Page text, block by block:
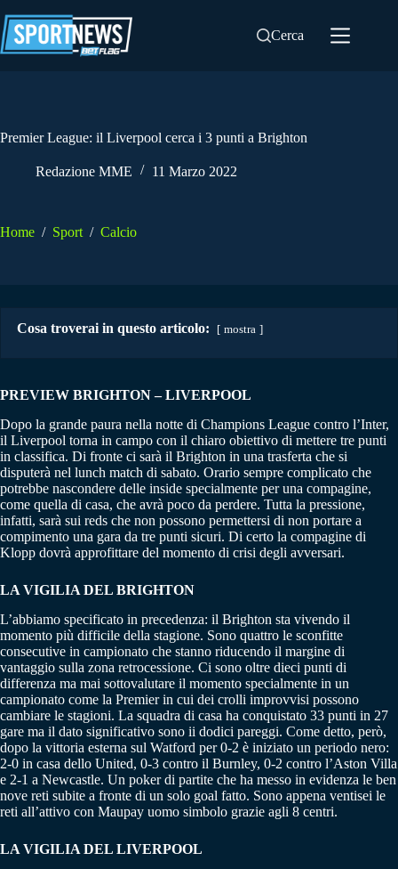
al
contenuto
Cerca
Premier League: il Liverpool cerca i 3 punti a Brighton
Redazione MME 11 Marzo 2022
Home / Sport / Calcio
Cosa troverai in questo articolo: mostra
PREVIEW BRIGHTON – LIVERPOOL
Dopo la grande paura nella notte di Champions League contro l’Inter,
il Liverpool torna in campo con il chiaro obiettivo di mettere tre punti
in classifica. Di fronte ci sarà il Brighton in una trasferta che si
disputerà nel lunch match di sabato. Orario sempre complicato che
potrebbe nascondere delle inside specialmente per una compagine,
come quella di casa, che avrà poco da perdere. Tutta la pressione,
infatti, sarà sui reds che non possono permettersi di non portare a
compimento una gara da tre punti sicuri. Di certo la compagine di
Klopp dovrà approfittare del momento di crisi degli avversari.
LA VIGILIA DEL BRIGHTON
L’abbiamo specificato in precedenza: il Brighton sta vivendo il
momento più difficile della stagione. Sono quattro le sconfitte
consecutive in campionato che stanno riducendo il margine di
vantaggio sulla zona retrocessione. Ci sono oltre dieci punti di
differenza ma mai sottovalutare il momento specialmente in un
campionato come la Premier in cui dei crolli improvvisi possono
cambiare le stagioni. La squadra di casa ha conquistato 33 punti in 27
gare ma il dato significativo sono ii dodici pareggi. Come detto, però,
dopo la vittoria esterna sul Watford per 0-2 è iniziato un periodo nero:
2-0 in casa dello United, 0-3 contro il Burnley, 0-2 contro l’Aston Villa
e 2-1 a Newcastle. Un poker di partite che ha messo in evidenza le ben
nove reti subite a fronte di un solo goal fatto. Sono appena ventisei le
reti all’attivo con Maupay uomo simbolo grazie agli 8 centri.
LA VIGILIA DEL LIVERPOOL